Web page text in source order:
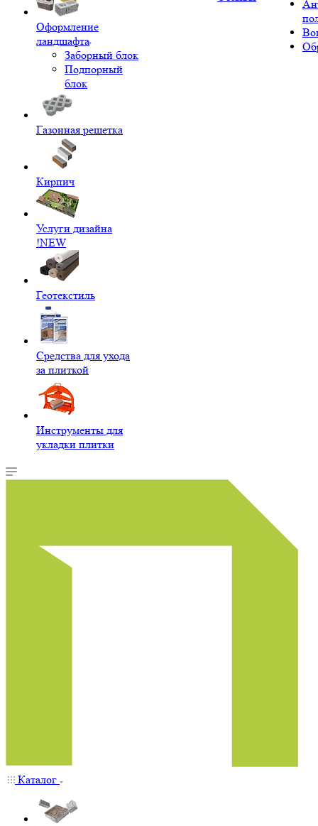
Оформление
ландшафта
Заборный блок
Подпорный
блок
Газонная решетка
Кирпич
Услуги дизайна
!NEW
Геотекстиль
Средства для ухода
за плиткой
Инструменты для
укладки плитки
Каталог